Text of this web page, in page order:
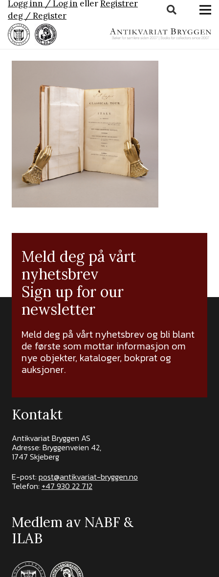
Logg inn / Log in ellerRegistrer
deg / Register
Meld deg på vårt
nyhetsbrev
Sign up for our
newsletter
Meld deg på vårt nyhetsbrev og bli blant
de første som mottar informasjon om
nye objekter, kataloger, bokprat og
auksjoner.
Kontakt
Antikvariat Bryggen AS
Adresse: Bryggenveien 42,
1747 Skjeberg
E-post: post@antikvariat-bryggen.no
Telefon: +47 930 22 712
Medlem av NABF &
ILAB